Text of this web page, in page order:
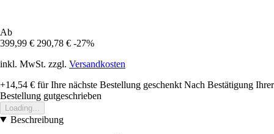
Ab
399,99 € 290,78 € -27%
inkl. MwSt. zzgl. Versandkosten
+14,54 € für Ihre nächste Bestellung geschenkt Nach Bestätigung Ihrer
Bestellung gutgeschrieben
Loading...
Beschreibung